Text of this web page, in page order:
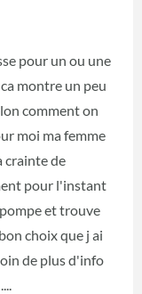
pour un ou une
montre un peu
comment on
moi ma femme
crainte de
pour l'instant
et trouve
choix que j ai
de plus d'info